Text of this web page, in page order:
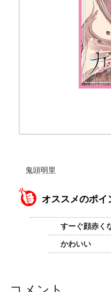
鬼頭明里
オススメのポイ
すーぐ顔赤く
かわいい